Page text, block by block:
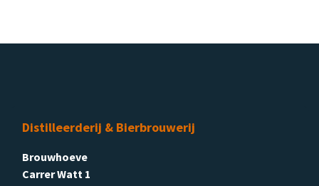
Distilleerderij & Bierbrouwerij
Brouwhoeve
Carrer Watt 1